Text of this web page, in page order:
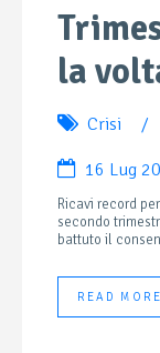
la
Crisi /
16 Lug
Ricavi record
secondo
battuto il
READ MORE